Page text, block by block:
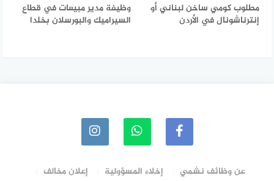
مطلوب كومي ساخن لبناني أو
إنترناشونال في الأردن
وظيفة مدير مبيعات في قطاع
السيراميك والبورسلان بخلدا
عن وظائف نشمي إخلاء المسؤولية إعلان مخالف